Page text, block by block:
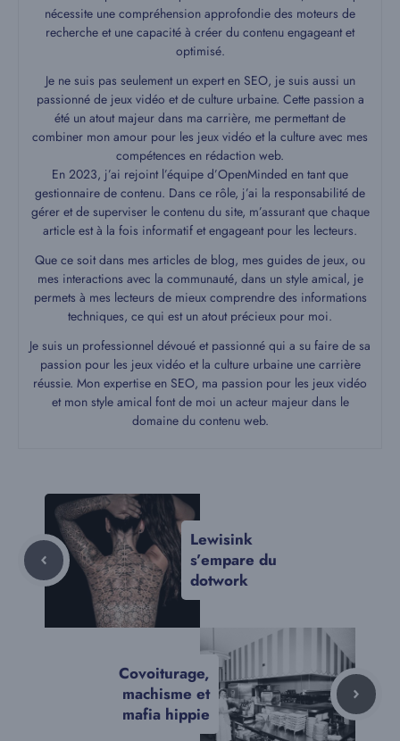
nécessite une compréhension approfondie des moteurs de
recherche et une capacité à créer du contenu engageant et
optimisé.
Je ne suis pas seulement un expert en SEO, je suis aussi un
passionné de jeux vidéo et de culture urbaine. Cette passion a
été un atout majeur dans ma carrière, me permettant de
combiner mon amour pour les jeux vidéo et la culture avec mes
compétences en rédaction web.
En 2023, j’ai rejoint l’équipe d’OpenMinded en tant que
gestionnaire de contenu. Dans ce rôle, j’ai la responsabilité de
gérer et de superviser le contenu du site, m’assurant que chaque
article est à la fois informatif et engageant pour les lecteurs.
Que ce soit dans mes articles de blog, mes guides de jeux, ou
mes interactions avec la communauté, dans un style amical, je
permets à mes lecteurs de mieux comprendre des informations
techniques, ce qui est un atout précieux pour moi.
Je suis un professionnel dévoué et passionné qui a su faire de sa
passion pour les jeux vidéo et la culture urbaine une carrière
réussie. Mon expertise en SEO, ma passion pour les jeux vidéo
et mon style amical font de moi un acteur majeur dans le
domaine du contenu web.
Lewisink
s’empare du
dotwork
Covoiturage,
machisme et
mafia hippie